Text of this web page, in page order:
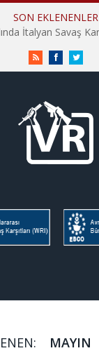
SON EKLENENLER
RSS FacebookTwitter
MAYIN